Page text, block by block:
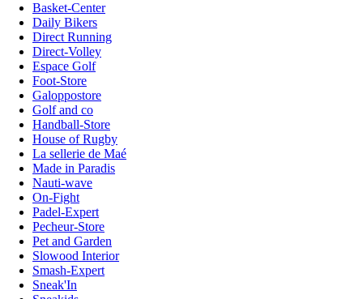
Basket-Center
Daily Bikers
Direct Running
Direct-Volley
Espace Golf
Foot-Store
Galoppostore
Golf and co
Handball-Store
House of Rugby
La sellerie de Maé
Made in Paradis
Nauti-wave
On-Fight
Padel-Expert
Pecheur-Store
Pet and Garden
Slowood Interior
Smash-Expert
Sneak'In